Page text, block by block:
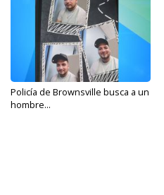
Policía de Brownsville busca a un
hombre...